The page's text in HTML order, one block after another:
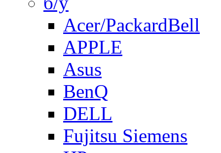
Acer/PackardBell
APPLE
Asus
BenQ
DELL
Fujitsu Siemens